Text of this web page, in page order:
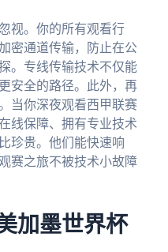
视。你的所有观看行
密通道传输，防止在公
。专线传输技术不仅能
安全的路径。此外，再
当你深夜观看西甲联赛
线保障、拥有专业技术
珍贵。他们能快速响
赛之旅不被技术小故障
加墨世界杯